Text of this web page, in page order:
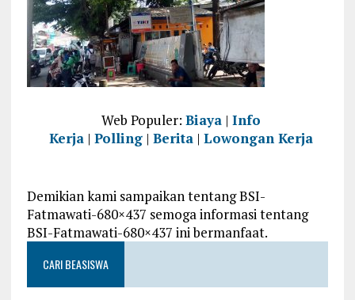
Web Populer:Biaya |Info
Kerja |Polling |Berita |Lowongan Kerja
Demikian kami sampaikan tentang BSI-
Fatmawati-680×437 semoga informasi tentang
BSI-Fatmawati-680×437 ini bermanfaat.
CARI BEASISWA